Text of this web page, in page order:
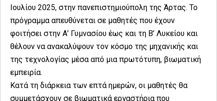
Ιουλίου 2025, στην πανεπιστημιούπολη της Άρτας. Το
πρόγραμμα απευθύνεται σε μαθητές που έχουν
φοιτήσει στην Α’ Γυμνασίου έως και τη Β’ Λυκείου και
θέλουν να ανακαλύψουν τον κόσμο της μηχανικής και
της τεχνολογίας μέσα από μια πρωτότυπη, βιωματική
εμπειρία.
Κατά τη διάρκεια των επτά ημερών, οι μαθητές θα
συμμετάσχουν σε βιωματικά εργαστήρια που